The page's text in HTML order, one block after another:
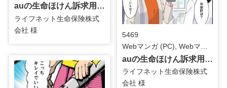
auの生命ほけん訴求用_テーマ②月々の保険料_Webマンガ
ライフネット生命保険株式
会社 様
5469
auの生命ほけん訴求用_テーマ①Pontaポイント_Webマンガ
ライフネット生命保険株式
会社 様